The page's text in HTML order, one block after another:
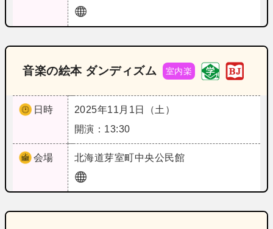
音楽の絵本 ダンディズム 室内楽
日時
2025年11月1日（土）
開演：13:30
会場 北海道芽室町中央公民館